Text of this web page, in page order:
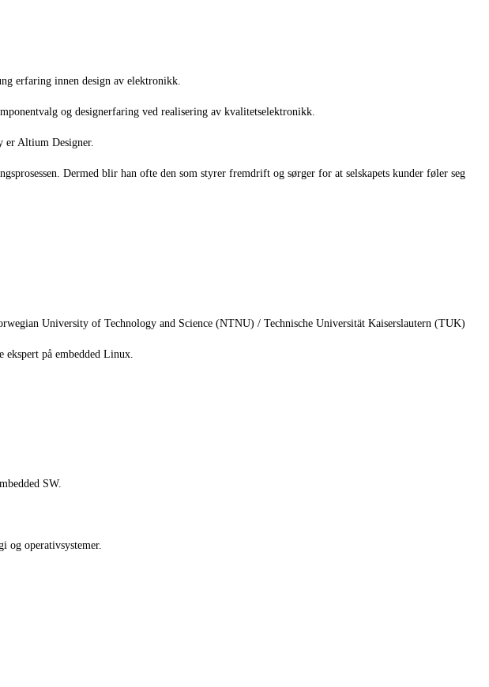
erfaring innen design av elektronikk.
og designerfaring ved realisering av kvalitetselektronikk.
er Altium Designer.
Dermed blir han ofte den som styrer fremdrift og sørger for at selskapets kunder føler seg
University of Technology and Science (NTNU) / Technische Universität Kaiserslautern (TUK)
på embedded Linux.
SW.
og operativsystemer.